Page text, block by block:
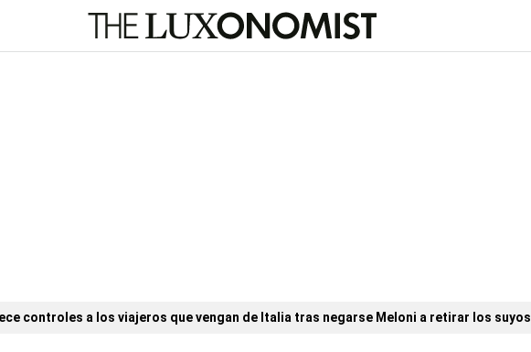
controles a los viajeros que vengan de Italia tras negarse Meloni a retirar los suyos